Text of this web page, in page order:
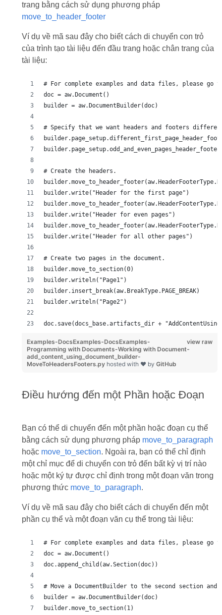
trang bằng cách sử dụng phương pháp
move_to_header_footer
Ví dụ về mã sau đây cho biết cách di chuyển con trỏ
của trình tạo tài liệu đến đầu trang hoặc chân trang của
tài liệu:
# For complete examples and data files, please go
doc = aw.Document()
builder = aw.DocumentBuilder(doc)
# Specify that we want headers and footers
# Create the headers.
builder.write("Header for the first page")
builder.write("Header for even pages")
builder.write("Header for all other pages")
# Create two pages in the document.
builder.move_to_section(0)
builder.writeln("Page1")
builder.insert_break(aw.BreakType.PAGE_BREAK)
builder.writeln("Page2")
doc.save(docs_base.artifacts_dir +
view raw
Examples-DocsExamples-DocsExamples-
Programming with Documents-Working with Document-
add_content_using_document_builder-
MoveToHeadersFooters.py hosted with ❤ by GitHub
Điều hướng đến một Phần hoặc Đoạn
Bạn có thể di chuyển đến một phần hoặc đoạn cụ thể
bằng cách sử dụng phương pháp move_to_paragraph
hoặc move_to_section. Ngoài ra, bạn có thể chỉ định
một chỉ mục để di chuyển con trỏ đến bất kỳ vị trí nào
hoặc một ký tự được chỉ định trong một đoạn văn trong
phương thức move_to_paragraph.
Ví dụ về mã sau đây cho biết cách di chuyển đến một
phần cụ thể và một đoạn văn cụ thể trong tài liệu:
# For complete examples and data files, please go
doc = aw.Document()
doc.append_child(aw.Section(doc))
# Move a DocumentBuilder to the second section
builder = aw.DocumentBuilder(doc)
builder.move_to_section(1)